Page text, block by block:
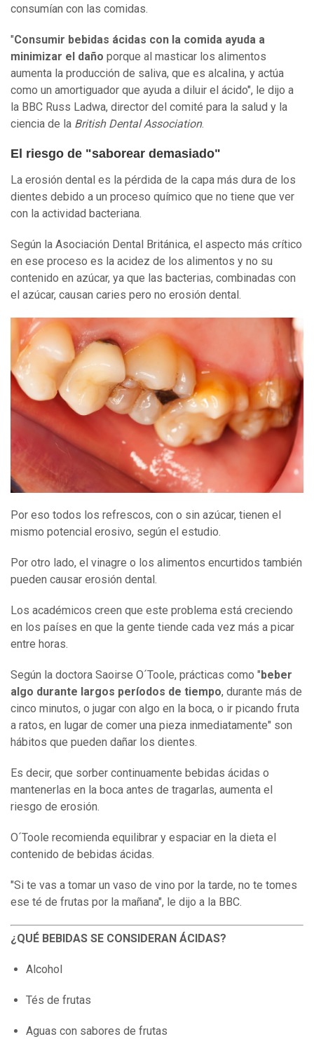
consumían con las comidas.
"Consumir bebidas ácidas con la comida ayuda a
minimizar el daño porque al masticar los alimentos
aumenta la producción de saliva, que es alcalina, y actúa
como un amortiguador que ayuda a diluir el ácido", le dijo a
la BBC Russ Ladwa, director del comité para la salud y la
ciencia de la British Dental Association.
El riesgo de "saborear demasiado"
La erosión dental es la pérdida de la capa más dura de los
dientes debido a un proceso químico que no tiene que ver
con la actividad bacteriana.
Según la Asociación Dental Británica, el aspecto más crítico
en ese proceso es la acidez de los alimentos y no su
contenido en azúcar, ya que las bacterias, combinadas con
el azúcar, causan caries pero no erosión dental.
Por eso todos los refrescos, con o sin azúcar, tienen el
mismo potencial erosivo, según el estudio.
Por otro lado, el vinagre o los alimentos encurtidos también
pueden causar erosión dental.
Los académicos creen que este problema está creciendo
en los países en que la gente tiende cada vez más a picar
entre horas.
Según la doctora Saoirse O´Toole, prácticas como " beber
algo durante largos períodos de tiempo, durante más de
cinco minutos, o jugar con algo en la boca, o ir picando fruta
a ratos, en lugar de comer una pieza inmediatamente" son
hábitos que pueden dañar los dientes.
Es decir, que sorber continuamente bebidas ácidas o
mantenerlas en la boca antes de tragarlas, aumenta el
riesgo de erosión.
O´Toole recomienda equilibrar y espaciar en la dieta el
contenido de bebidas ácidas.
"Si te vas a tomar un vaso de vino por la tarde, no te tomes
ese té de frutas por la mañana", le dijo a la BBC.
¿QUÉ BEBIDAS SE CONSIDERAN ÁCIDAS?
Alcohol
Tés de frutas
Aguas con sabores de frutas